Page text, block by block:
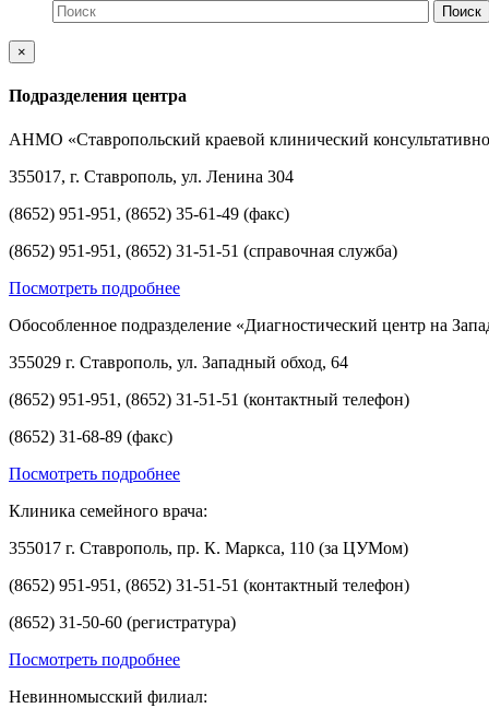
×
Подразделения центра
АНМО «Ставропольский краевой клинический
355017, г. Ставрополь, ул. Ленина 304
(8652) 951-951, (8652) 35-61-49 (факс)
(8652) 951-951, (8652) 31-51-51 (справочная служба)
Посмотреть подробнее
Обособленное подразделение «Диагностический центр на
355029 г. Ставрополь, ул. Западный обход, 64
(8652) 951-951, (8652) 31-51-51 (контактный телефон)
(8652) 31-68-89 (факс)
Посмотреть подробнее
Клиника семейного врача:
355017 г. Ставрополь, пр. К. Маркса, 110 (за ЦУМом)
(8652) 951-951, (8652) 31-51-51 (контактный телефон)
(8652) 31-50-60 (регистратура)
Посмотреть подробнее
Невинномысский филиал: